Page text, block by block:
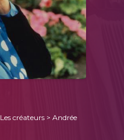
Les créateurs > Andrée